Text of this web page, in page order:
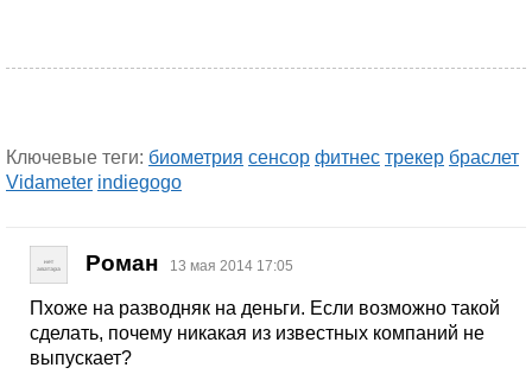
Ключевые теги: биометрия сенсор фитнес трекер браслет
Vidameter indiegogo
Роман 13 мая 2014 17:05
Пхоже на разводняк на деньги. Если возможно такой
сделать, почему никакая из известных компаний не
выпускает?